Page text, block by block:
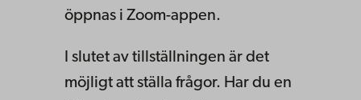
öppnas i Zoom-appen.
I slutet av tillställningen är det
möjligt att ställa frågor. Har du en